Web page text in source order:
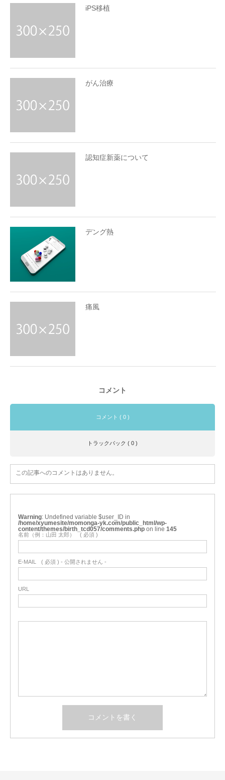
iPS移植
がん治療
認知症新薬について
デング熱
痛風
コメント
コメント ( 0 )
トラックバック ( 0 )
この記事へのコメントはありません。
Warning : Undefined variable $user_ID in
/home/xyumesite/momonga-yk.com/public_html/wp-
content/themes/birth_tcd057/comments.php on line 145
名前（例：山田 太郎） ( 必須 )
E-MAIL ( 必須 ) - 公開されません -
URL